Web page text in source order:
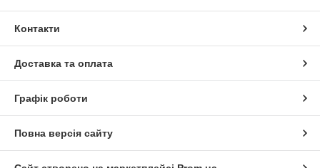
Контакти
Доставка та оплата
Графік роботи
Повна версія сайту